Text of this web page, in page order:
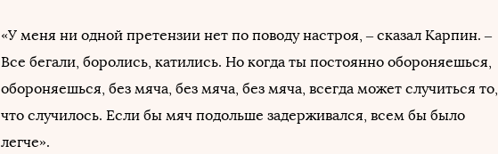
«У меня ни одной претензии нет по поводу настроя, – сказал Карпин. –
Все бегали, боролись, катились. Но когда ты постоянно обороняешься,
обороняешься, без мяча, без мяча, без мяча, всегда может случиться то,
что случилось. Если бы мяч подольше задерживался, всем бы было
легче».